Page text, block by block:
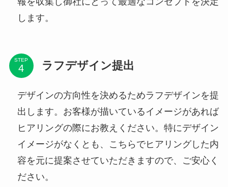
します。
STEP ラフデザイン提出
デザインの方向性を決めるためラフデザインを提
出します。お客様が描いているイメージがあれば
ヒアリングの際にお教えください。特にデザイン
イメージがなくとも、こちらでヒアリングした内
容を元に提案させていただきますので、ご安心く
ださい。